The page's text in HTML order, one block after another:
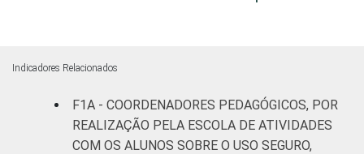
Indígena 54
Não
-
Indicadores Relacionados
F1A - COORDENADORES PEDAGÓGICOS, POR
REALIZAÇÃO PELA ESCOLA DE ATIVIDADES
COM OS ALUNOS SOBRE O USO SEGURO,